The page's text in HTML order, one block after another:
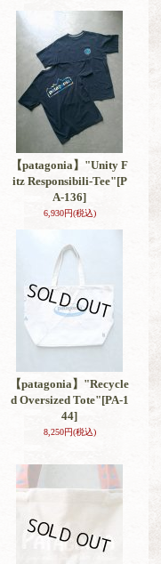
【patagonia】"Unity F
itz Responsibili-Tee"[P
A-136]
6,930円(税込)
【patagonia】"Recycle
d Oversized Tote"[PA-1
44]
8,250円(税込)